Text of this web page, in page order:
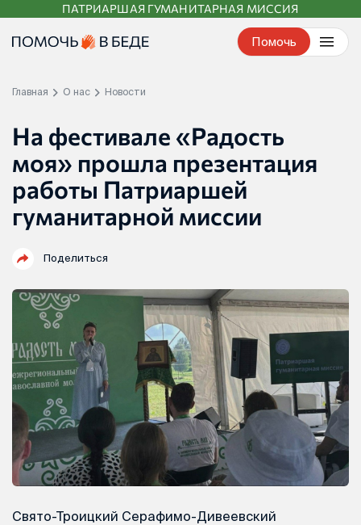
контенту
ПАТРИАРШАЯ ГУМАНИТАРНАЯ МИССИЯ
Помочь
Главная О нас Новости
На фестивале «Радость
моя» прошла презентация
работы Патриаршей
гуманитарной миссии
Поделиться
Свято-Троицкий Серафимо-Дивеевский